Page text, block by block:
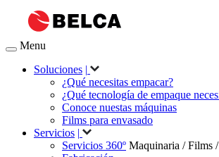
Menu
Soluciones |
¿Qué necesitas empacar?
¿Qué tecnología de empaque
Conoce nuestas máquinas
Films para envasado
Servicios |
Servicios 360º Maquinaria / Films /